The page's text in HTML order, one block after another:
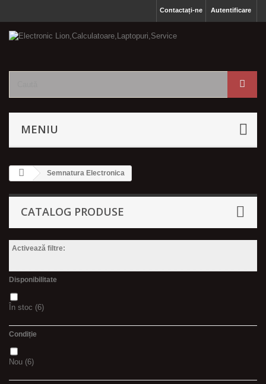
Autentificare
Contactați-ne
MENIU
Semnatura Electronica
CATALOG PRODUSE
Activează filtre:
Disponibilitate
În stoc (6)
Condiție
Nou (6)